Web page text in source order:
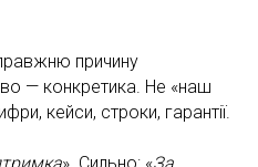
причину
— конкретика. Не «наш
кейси, строки, гарантії.